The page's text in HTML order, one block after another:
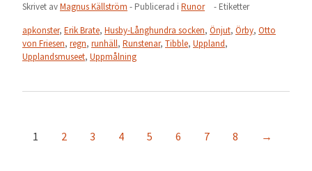
Skrivet avMagnus Källström - Publicerad i Runor
- Etiketter
apkonster, Erik Brate, Husby-Långhundra socken, Önjut, Örby, Otto
von Friesen, regn, runhäll, Runstenar, Tibble, Uppland,
Upplandsmuseet, Uppmålning
1 2 3 4 5 6 7 8 →